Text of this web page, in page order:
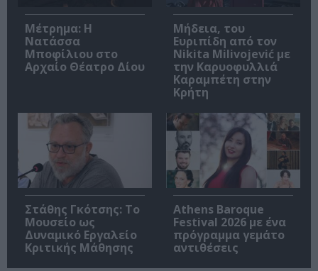
Μέτρημα: Η
Νατάσσα
Μποφίλιου στο
Αρχαίο Θέατρο Δίου
Μήδεια, του
Ευριπίδη από τον
Nikita Milivojević με
την Καρυοφυλλιά
Καραμπέτη στην
Κρήτη
Στάθης Γκότσης: Το
Μουσείο ως
Δυναμικό Εργαλείο
Κριτικής Μάθησης
Athens Baroque
Festival 2026 με ένα
πρόγραμμα γεμάτο
αντιθέσεις